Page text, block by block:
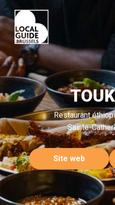
Restaurant
Sainte-
Site web